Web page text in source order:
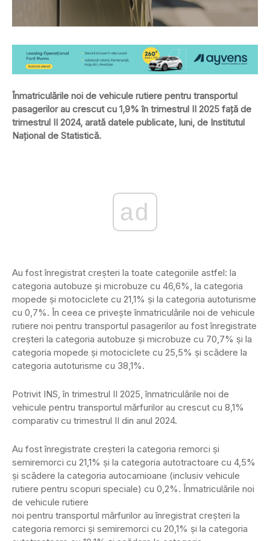
Înmatriculările noi de vehicule rutiere pentru transportul
pasagerilor au crescut cu 1,9% în trimestrul II 2025 faţă de
trimestrul II 2024, arată datele publicate, luni, de Institutul
Național de Statistică.
ad
Au fost înregistrat creṣteri la toate categoriile astfel: la
categoria autobuze și microbuze cu 46,6%, la categoria
mopede ṣi motociclete cu 21,1% ṣi la categoria autoturisme
cu 0,7%. În ceea ce privește înmatriculările noi de vehicule
rutiere noi pentru transportul pasagerilor au fost înregistrate
creṣteri la categoria autobuze ṣi microbuze cu 70,7% ṣi la
categoria mopede ṣi motociclete cu 25,5% ṣi scădere la
categoria autoturisme cu 38,1%.
Potrivit INS, în trimestrul II 2025, înmatriculările noi de
vehicule pentru transportul mărfurilor au crescut cu 8,1%
comparativ cu trimestrul II din anul 2024.
Au fost înregistrate creṣteri la categoria remorci ṣi
semiremorci cu 21,1% ṣi la categoria autotractoare cu 4,5%
ṣi scădere la categoria autocamioane (inclusiv vehicule
rutiere pentru scopuri speciale) cu 0,2%. Înmatriculările noi
de vehicule rutiere
noi pentru transportul mărfurilor au înregistrat creṣteri la
categoria remorci ṣi semiremorci cu 20,1% ṣi la categoria